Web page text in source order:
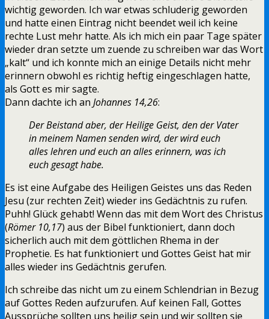
wichtig geworden. Ich war etwas schluderig geworden
und hatte einen Eintrag nicht beendet weil ich keine
rechte Lust mehr hatte. Als ich mich ein paar Tage später
wieder dran setzte um zuende zu schreiben war das Wort
„kalt“ und ich konnte mich an einige Details nicht mehr
erinnern obwohl es richtig heftig eingeschlagen hatte,
als Gott es mir sagte.
Dann dachte ich an Johannes 14,26:
Der Beistand aber, der Heilige Geist, den der Vater
in meinem Namen senden wird, der wird euch
alles lehren und euch an alles erinnern, was ich
euch gesagt habe.
Es ist eine Aufgabe des Heiligen Geistes uns das Reden
Jesu (zur rechten Zeit) wieder ins Gedächtnis zu rufen.
Puhh! Glück gehabt! Wenn das mit dem Wort des Christus
(Römer 10,17) aus der Bibel funktioniert, dann doch
sicherlich auch mit dem göttlichen Rhema in der
Prophetie. Es hat funktioniert und Gottes Geist hat mir
alles wieder ins Gedächtnis gerufen.
Ich schreibe das nicht um zu einem Schlendrian in Bezug
auf Gottes Reden aufzurufen. Auf keinen Fall, Gottes
Aussprüche sollten uns heilig sein und wir sollten sie